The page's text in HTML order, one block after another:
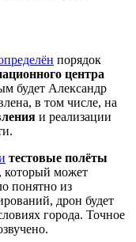
порядок
центра
будет Александр
в том числе, на
и реализации
тестовые полёты
, который может
понятно из
дрон будет
города. Точное